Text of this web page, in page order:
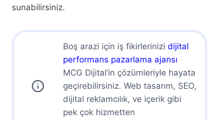
sunabilirsiniz.
Boş arazi için iş fikirlerinizi dijital
performans pazarlama ajansı
MCG Dijital’in çözümleriyle hayata
geçirebilirsiniz. Web tasarım, SEO,
dijital reklamcılık, ve içerik gibi
pek çok hizmetten